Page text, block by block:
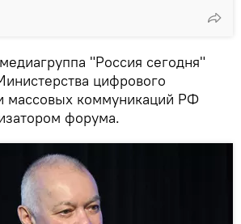
"Россия сегодня"
цифрового
массовых коммуникаций РФ
форума.